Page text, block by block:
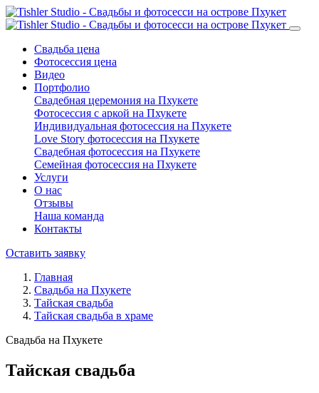
Свадьба цена
Фотосессия цена
Видео
Портфолио
Свадебная церемония на Пхукете
Фотосессия с аркой на Пхукете
Индивидуальная фотосессия на Пхукете
Love Story фотосессия на Пхукете
Свадебная фотосессия на Пхукете
Семейная фотосессия на Пхукете
Услуги
О нас
Отзывы
Наша команда
Контакты
Оставить заявку
Главная
Свадьба на Пхукете
Тайская свадьба
Тайская свадьба в храме
Свадьба на Пхукете
Тайская свадьба